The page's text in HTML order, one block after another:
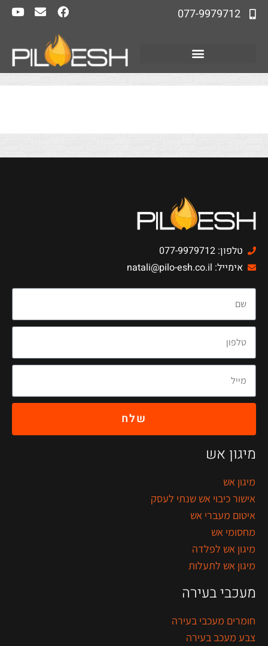
077-9979712
טלפון: 077-9979712
אימייל: natali@pilo-esh.co.il
שלח
מיגון אש
מיגון אש
אישור כיבוי אש שנתי לעסק
איטום מעברי אש
מחסומי אש
מיגון אש לפלדה
מיגון אש לתעלות
מעכבי בעירה
חומרים מעכבי בעירה
צבע מעכב בעירה